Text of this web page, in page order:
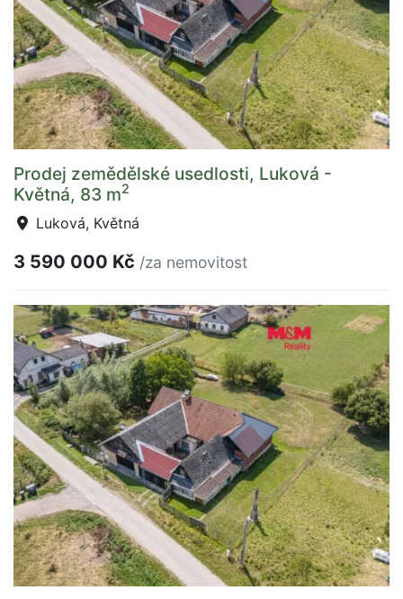
Prodej zemědělské usedlosti, Luková -
Květná, 83 m2
Luková, Květná
3 590 000 Kč /za nemovitost